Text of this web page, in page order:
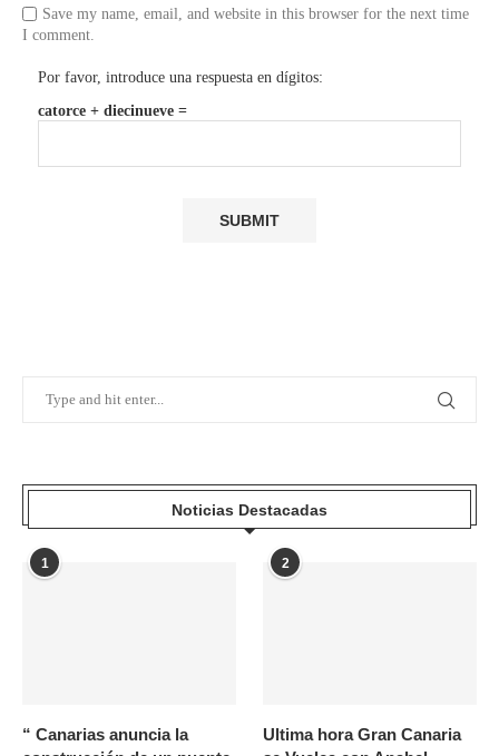
Save my name, email, and website in this browser for the next time
I comment.
Por favor, introduce una respuesta en dígitos:
catorce + diecinueve =
Noticias Destacadas
1
“ Canarias anuncia la
2
Ultima hora Gran Canaria